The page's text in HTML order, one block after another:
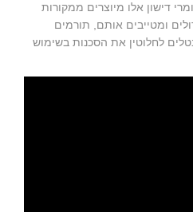
דישון אלו מיוצרים ממקורות
ומטייבים אותם, תורמים
לחלוטין את הסכנות בשימוש